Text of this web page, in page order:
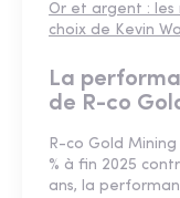
Or et argent :
choix de Kevin
La
de R-co
R-co Gold
% à fin 2025
ans, la